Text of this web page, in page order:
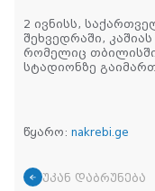
2 ივნისს,
შეხვედრაში,
რომელიც
სტადიონზე
წყარო: nakrebi.ge
უკან დაბრუნება